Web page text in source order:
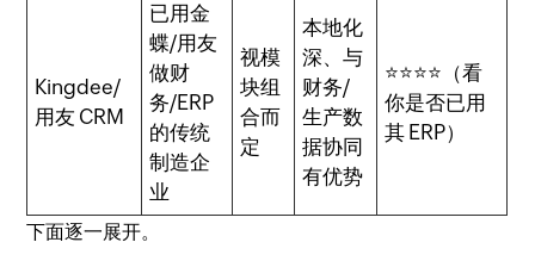
Kingdee/
用友 CRM
已用金
蝶/用友
做财
务/ERP
的传统
制造企
业
视模
块组
合而
定
本地化
深、与
财务/
生产数
据协同
有优势
⭐⭐⭐⭐（看
你是否已用
其 ERP）
下面逐一展开。